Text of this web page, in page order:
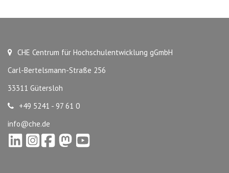
CHE Centrum für Hochschulentwicklung gGmbH
Carl-Bertelsmann-Straße 256
33311 Gütersloh
+49 5241 - 97 61 0
info@che.de